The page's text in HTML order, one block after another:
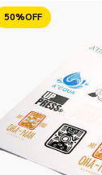
Reduzido